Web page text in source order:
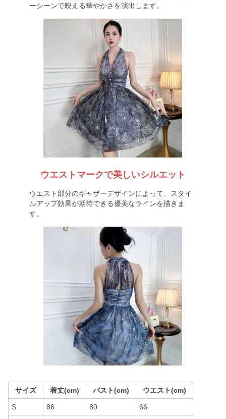
ーシーンで映える華やかさを演出します。
ウエストマークで美しいシルエット
ウエスト部分のギャザーデザインによって、スタイ
ルアップ効果が期待できる優美なラインを描きま
す。
サイズ 着丈(cm) バスト(cm) ウエスト(cm)
S 86 80 66